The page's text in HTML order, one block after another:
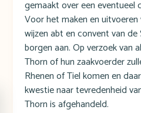
gemaakt over een eventueel
Voor het maken en
wijzen abt en convent van
borgen aan. Op verzoek van
Thorn of hun zaakvoerder
Rhenen of Tiel komen en
kwestie naar tevredenheid
Thorn is afgehandeld.